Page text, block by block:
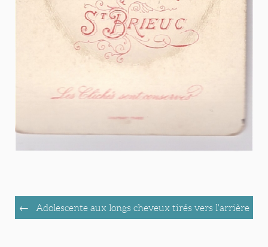
Adolescente aux longs cheveux tirés vers l'arrière